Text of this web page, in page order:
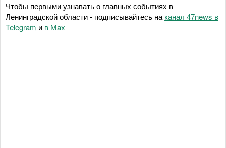
Чтобы первыми узнавать о главных событиях в
Ленинградской области - подписывайтесь на канал 47news в
Telegram и в Maх